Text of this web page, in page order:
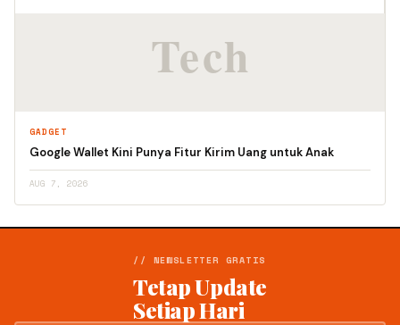
GADGET
Google Wallet Kini Punya Fitur Kirim Uang untuk Anak
AUG 7, 2026
// NEWSLETTER GRATIS
Tetap Update
Setiap Hari